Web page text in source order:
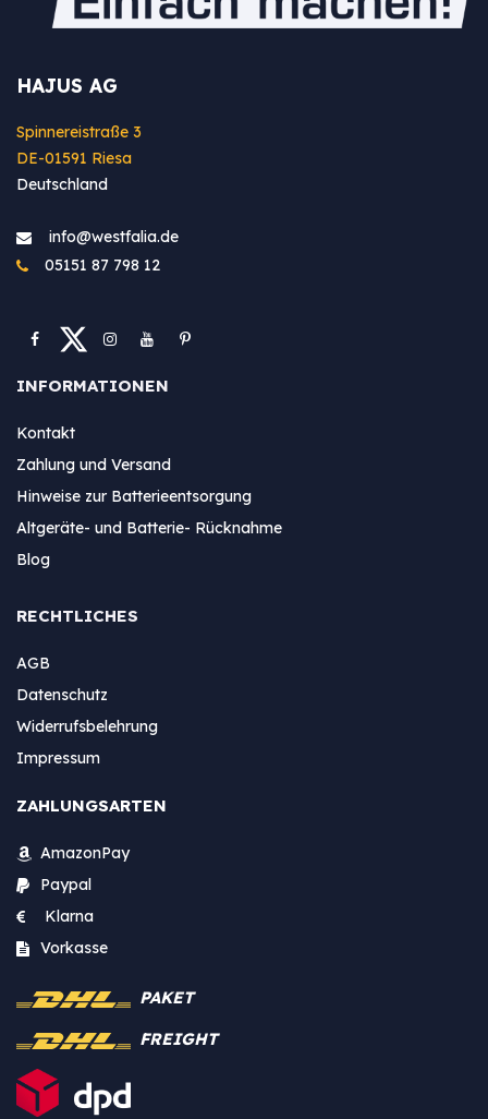
HAJUS AG
Spinnereistraße 3
DE-01591 Riesa
Deutschland
info@westfa​lia.de
05151 87 798 12
INFORMATIONEN
Kontakt
Zahlung und Versand
Hinweise zur Batterieentsorgung
Altgeräte- und Batterie- Rücknahme
Blog
RECHTLICHES
AGB
Datenschutz
Widerrufsbelehrung
Impressum
ZAHLUNGSARTEN
AmazonPay
Paypal
Klarna
Vorkasse
PAKET
FREIGHT